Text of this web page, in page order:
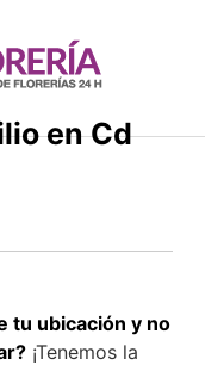
en Cd
tu ubicación y no
¡Tenemos la